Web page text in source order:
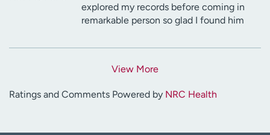
explored my records before coming in
remarkable person so glad I found him
View More
Ratings and Comments Powered by NRC Health